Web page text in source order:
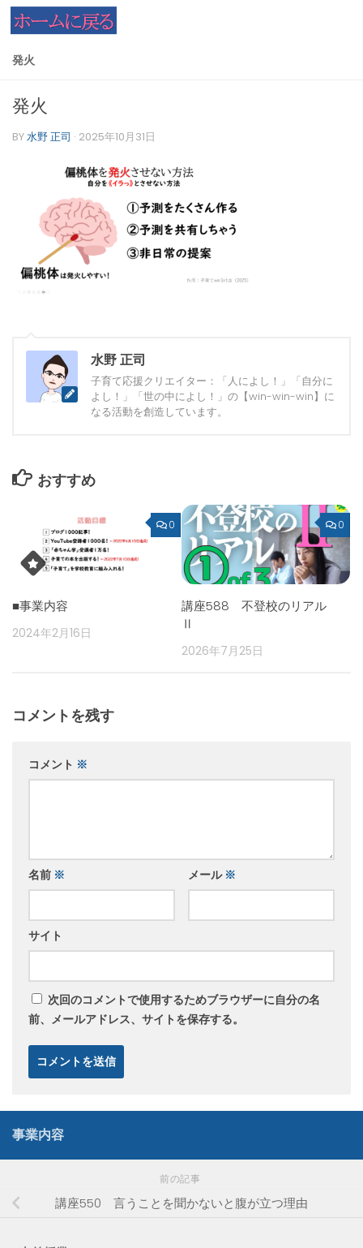
コンテンツへスキップ
発火
発火
BY水野 正司 · 2025年10月31日
水野 正司
子育て応援クリエイター：「人によし！」「自分に
よし！」「世の中によし！」の【win-win-win】に
なる活動を創造しています。
おすすめ
0
■事業内容
2024年2月16日
0
講座588 不登校のリアル
Ⅱ
2026年7月25日
コメントを残す
コメント ※
名前 ※ メール ※
サイト
次回のコメントで使用するためブラウザーに自分の名
前、メールアドレス、サイトを保存する。
事業内容
前の記事
講座550 言うことを聞かないと腹が立つ理由